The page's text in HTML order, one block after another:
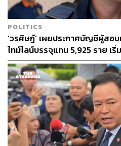
TAGS: เดือนรอมฎอน
แพทองธา
วันมูหะมัดนอร์ มะทา
ชา
ศาสนาอิสลาม
พิธีละศีล
POLITICS
‘วรศิษฎ์’ เผยประกาศบัญชีผู้สอ
ไทม์ไลน์บรรจุแทน 5,925 ราย เริ่